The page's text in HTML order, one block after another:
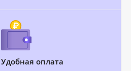
Удобная оплата